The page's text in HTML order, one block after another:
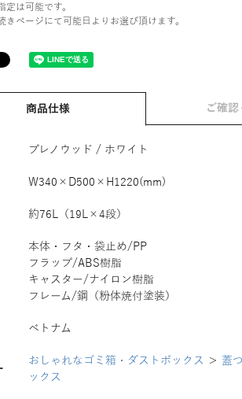
は可能です。
ページにて可能日よりお選び頂けます。
商品仕様 ご確認
プレノウッド / ホワイト
W340×D500×H1220(mm)
約76L（19L×4段）
本体・フタ・袋止め/PP
フラップ/ABS樹脂
キャスター/ナイロン樹脂
フレーム/鋼（粉体焼付塗装）
ベトナム
おしゃれなゴミ箱・ダストボックス ＞ 蓋
ックス